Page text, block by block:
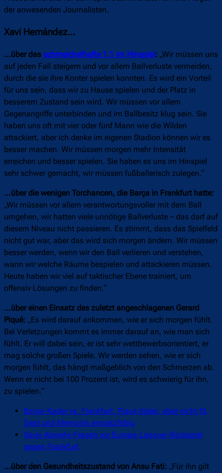
der anwesenden Journalisten.
Xavi Hernández…
…über das schmeichelhafte 1:1 im Hinspiel: „Wir müssen uns
auf jeden Fall steigern und vor allem Ballverluste vermeiden,
durch die sie ihre Konter spielen konnten. Es wird ein Vorteil
für uns sein, dass wir zu Hause spielen und der Platz in
besserem Zustand sein wird. Wir müssen vor allem
Gegenangriffe unterbinden und im Ballbesitz klug sein. Sie
haben uns oft mit vier oder fünf Mann wie die Wilden
attackiert, aber ich denke im eigenen Stadion können wir es
besser machen. Wir müssen morgen mehr Intensität
erreichen und besser spielen. Sie haben es uns im Hinspiel
sehr schwer gemacht, wir müssen fußballerisch zulegen.“
…über die wenigen Torchancen, die Barça in Frankfurt hatte:
„Wir müssen vor allem verantwortungsvoller mit dem Ball
umgehen, wir hatten viele unnötige Ballverluste – das darf auf
diesem Niveau nicht passieren. Es stimmt, dass das Spielfeld
nicht gut war, aber das wird sich morgen ändern. Wir müssen
besser werden, wenn wir den Ball verlieren und verstehen,
wann wir welche Räume bespielen und attackieren müssen.
Heute haben wir viel auf taktischer Ebene trainiert, um
offensiv Lösungen zu finden.“
…über einen Einsatz des zuletzt angeschlagenen Gerard
Piqué: „Es wird darauf ankommen, wie er sich morgen fühlt.
Bei Verletzungen kommt es immer darauf an, wie man sich
fühlt. Er will dabei sein, er ist sehr wettbewerbsorientiert, er
mag solche großen Spiele. Wir werden sehen, wie er sich
morgen fühlt, das hängt maßgeblich von den Schmerzen ab.
Wenn er nicht bei 100 Prozent ist, wird es schwierig für ihn,
zu spielen.“
Barça-Kader vs. Frankfurt: Piqué dabei, aber nicht fit,
Dest und Memphis einsatzfähig
Xavis Abwehr-Fragen vor Europa-League-Rückspiel
gegen Frankfurt
…über den Gesundheitszustand von Ansu Fati: „Für ihn gilt